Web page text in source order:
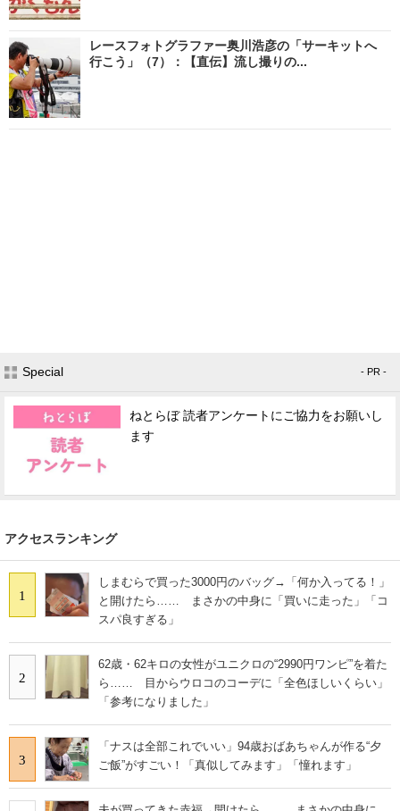
レースフォトグラファー奥川浩彦の「サーキットへ
行こう」（7）：【直伝】流し撮りの...
Special - PR -
ねとらぼ 読者アンケートにご協力をお願いし
ます
アクセスランキング
1
しまむらで買った3000円のバッグ→「何か入ってる！」
と開けたら…… まさかの中身に「買いに走った」「コ
スパ良すぎる」
2
62歳・62キロの女性がユニクロの“2990円ワンピ”を着た
ら…… 目からウロコのコーデに「全色ほしいくらい」
「参考になりました」
3
「ナスは全部これでいい」94歳おばあちゃんが作る“夕
ご飯”がすごい！「真似してみます」「憧れます」